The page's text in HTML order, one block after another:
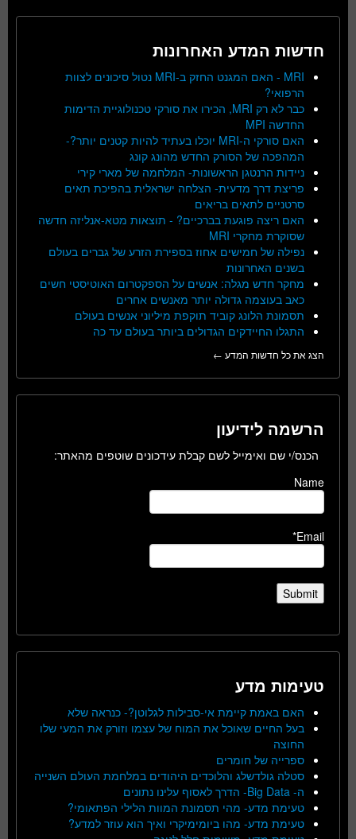
חדשות המדע האחרונות
MRI - האם המגנט החזק ב-MRI נטול סיכונים לצוות
הרפואי?
כבר לא רק MRI, הכירו את סורקי טכנולוגיית הדימות
החדשה MPI
האם סורקי ה-MRI יוכלו בעתיד להיות קטנים יותר?-
המהפכה של הסורק החדש מהונג קונג
ניידות הרנטגן הראשונות- המלחמה של מארי קירי
פריצת דרך מדעית- הצלחה ישראלית בהפיכת תאים
סרטניים לתאים בריאים
האם ריצה פוגעת בברכיים? - תוצאות מטא-אנליזה חדשה
שסוקרת מחקרי MRI
נפילה של חמישים אחוז בספירת הזרע של גברים בעולם
בשנים האחרונות
מחקר חדש מגלה: אנשים על הספקטרום האוטיסטי חשים
כאב בעוצמה גדולה יותר מאנשים אחרים
תסמונת הלונג קוביד תוקפת מיליוני אנשים בעולם
התגלו החיידקים הגדולים ביותר בעולם עד כה
הצג את כל חדשות המדע ←
הרשמה לידיעון
הכנס/י שם ואימייל לשם קבלת עידכונים שוטפים מהאתר:
Name
Email*
טעימות מדע
האם באמת קיימת אי-סבילות לגלוטן?- כנראה שלא
בעל החיים שאוכל את המוח של עצמו וזורק את המעי שלו
החוצה
ספרייה של חומרים
סטלה גולדשלג והלוכדים היהודים במלחמת העולם השנייה
ה- Big Data- הדרך לאסוף עלינו נתונים
טעימת מדע- מהי תסמונת המוות הלילי הפתאומי?
טעימת מדע- מהו ביומימיקרי ואיך הוא עוזר למדע?